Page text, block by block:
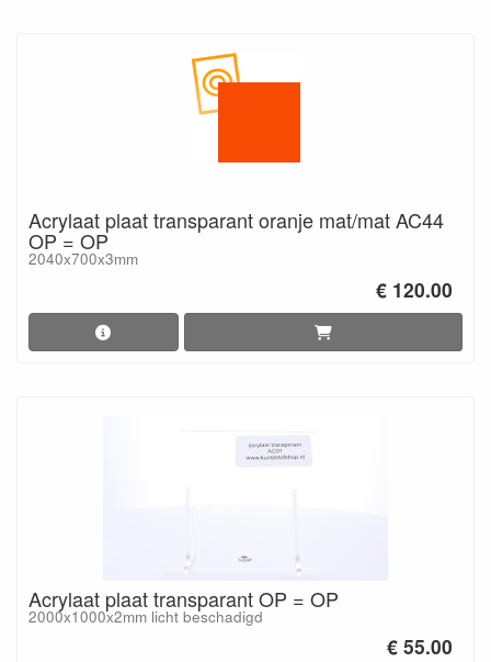
Acrylaat plaat transparant oranje mat/mat AC44
OP = OP
2040x700x3mm
€ 120.00
Acrylaat plaat transparant OP = OP
2000x1000x2mm licht beschadigd
€ 55.00